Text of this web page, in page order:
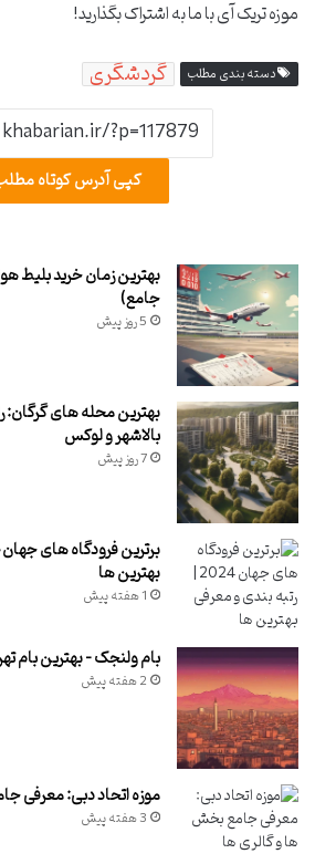
موزه تریک آی با ما به اشتراک بگذارید!
دسته بندی مطلب گردشگری
کپی آدرس کوتاه
بهترین زمان خرید بلیط
جامع)
5 روز پیش
بهترین محله های
بالاشهر و لوکس
7 روز پیش
بهترین ها
1 هفته پیش
بام ولنجک – بهترین بام
2 هفته پیش
موزه اتحاد دبی: معرفی
3 هفته پیش